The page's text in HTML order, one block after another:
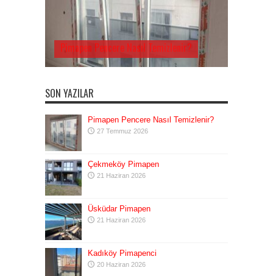
Pimapen Pencere Nasıl Temizlenir?
SON YAZILAR
Pimapen Pencere Nasıl Temizlenir?
27 Temmuz 2026
Çekmeköy Pimapen
21 Haziran 2026
Üsküdar Pimapen
21 Haziran 2026
Kadıköy Pimapenci
20 Haziran 2026